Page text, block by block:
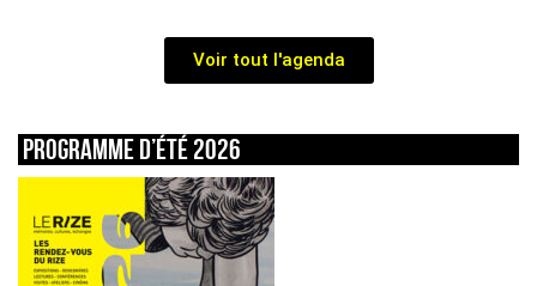
Voir tout l'agenda
Programme d’été 2026